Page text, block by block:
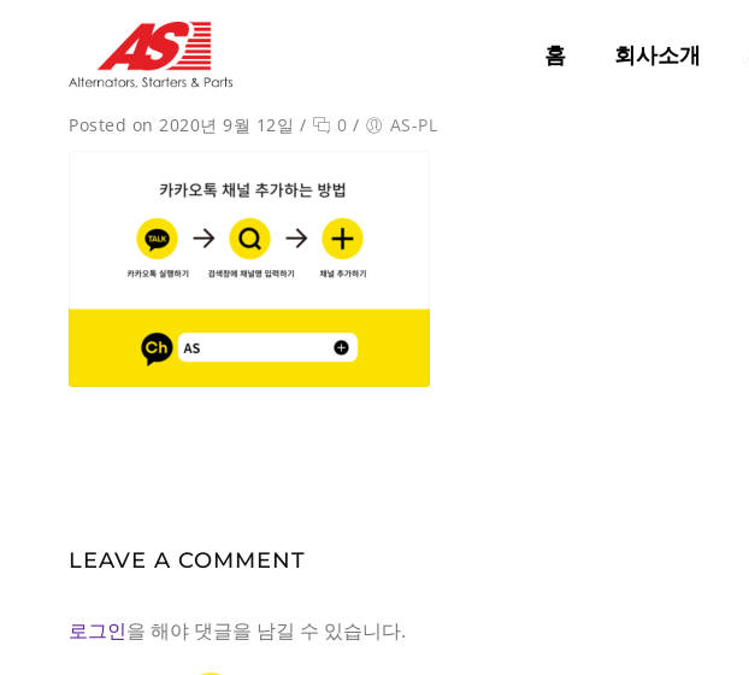
홈 회사소개
Posted on 2020년 9월 12일 / 0 / AS-PL
LEAVE A COMMENT
로그인을 해야 댓글을 남길 수 있습니다.